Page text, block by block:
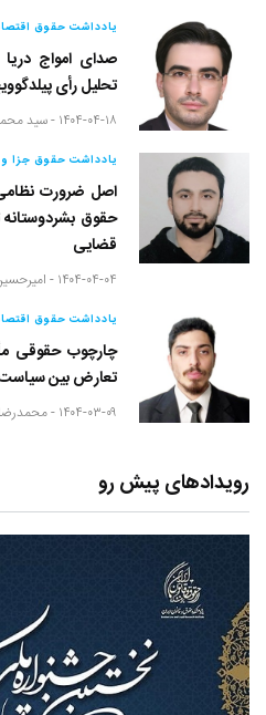
یادداشت حقوق
صدای امواج
تحلیل رأی
۱۴۰۴-۰۴-۱۸ - سید
یادداشت حقوق جزا
اصل ضرورت نظامی
حقوق بشردوستانه
قضایی
۱۴۰۴-۰۴-۰۴ -
یادداشت حقوق
چارچوب حقوقی
تعارض بین
۱۴۰۴-۰۳-۰۹ -
رویدادهای پیش رو